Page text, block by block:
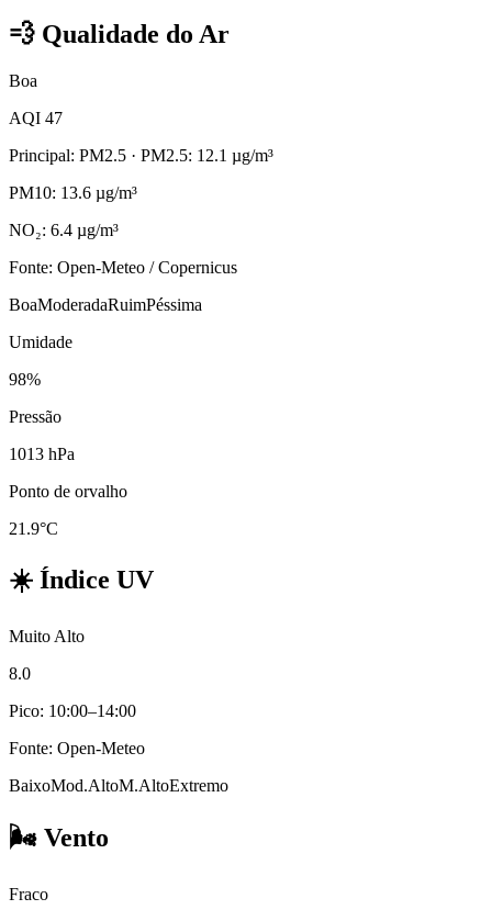
💨 Qualidade do Ar
Boa
AQI 47
Principal: PM2.5 · PM2.5: 12.1 µg/m³
PM10: 13.6 µg/m³
NO₂: 6.4 µg/m³
Fonte: Open-Meteo / Copernicus
BoaModeradaRuimPéssima
Umidade
98%
Pressão
1013 hPa
Ponto de orvalho
21.9°C
☀️ Índice UV
Muito Alto
8.0
Pico: 10:00–14:00
Fonte: Open-Meteo
BaixoMod.AltoM.AltoExtremo
🌬️ Vento
Fraco